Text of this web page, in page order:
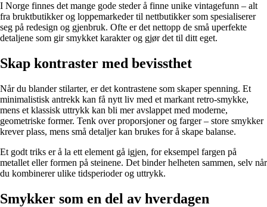
I Norge finnes det mange gode steder å finne unike vintagefunn – alt
fra bruktbutikker og loppemarkeder til nettbutikker som spesialiserer
seg på redesign og gjenbruk. Ofte er det nettopp de små uperfekte
detaljene som gir smykket karakter og gjør det til ditt eget.
Skap kontraster med bevissthet
Når du blander stilarter, er det kontrastene som skaper spenning. Et
minimalistisk antrekk kan få nytt liv med et markant retro-smykke,
mens et klassisk uttrykk kan bli mer avslappet med moderne,
geometriske former. Tenk over proporsjoner og farger – store smykker
krever plass, mens små detaljer kan brukes for å skape balanse.
Et godt triks er å la ett element gå igjen, for eksempel fargen på
metallet eller formen på steinene. Det binder helheten sammen, selv når
du kombinerer ulike tidsperioder og uttrykk.
Smykker som en del av hverdagen